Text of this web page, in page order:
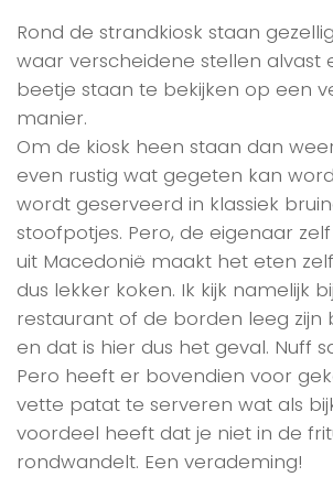
Rond de strandkiosk staan
waar verscheidene stellen alvast
beetje staan te bekijken op een
manier.
Om de kiosk heen staan dan
even rustig wat gegeten kan
wordt geserveerd in klassiek
stoofpotjes. Pero, de eigenaar
uit Macedonië maakt het eten
dus lekker koken. Ik kijk namelijk
restaurant of de borden leeg zijn
en dat is hier dus het geval. Nuff
Pero heeft er bovendien voor
vette patat te serveren wat als
voordeel heeft dat je niet in de
rondwandelt. Een verademing!